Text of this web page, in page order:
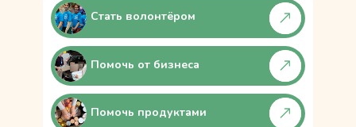
Стать волонтёром
Помочь продуктами
Помочь от бизнеса